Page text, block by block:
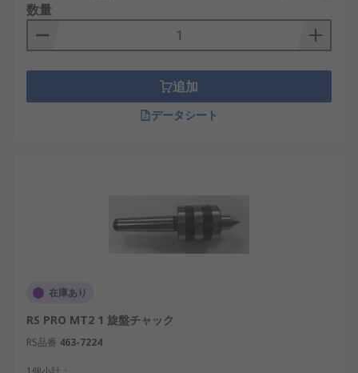
数量
追加
データシート
在庫あり
RS PRO MT2 1 旋盤チャック
RS品番 463-7224